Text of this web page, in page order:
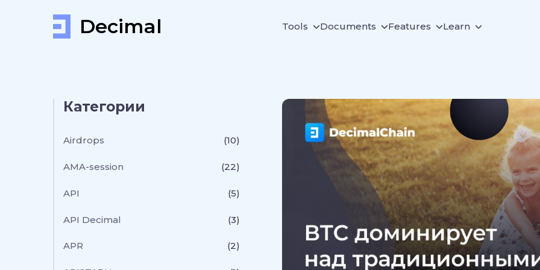
Decimal Tools Documents Features Learn
Категории
Airdrops (10)
AMA-session (22)
API (5)
API Decimal (3)
APR (2)